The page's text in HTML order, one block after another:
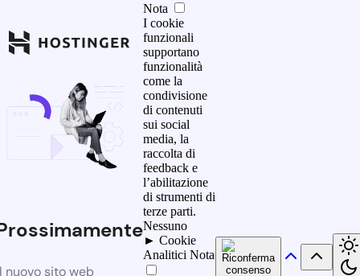
nuovo sito web
Nota
I cookie
funzionali
supportano
funzionalità
come la
condivisione
di contenuti
sui social
media, la
raccolta di
feedback e
l’abilitazione
di strumenti di
terze parti.
Nessuno
► Cookie
Analitici Nota